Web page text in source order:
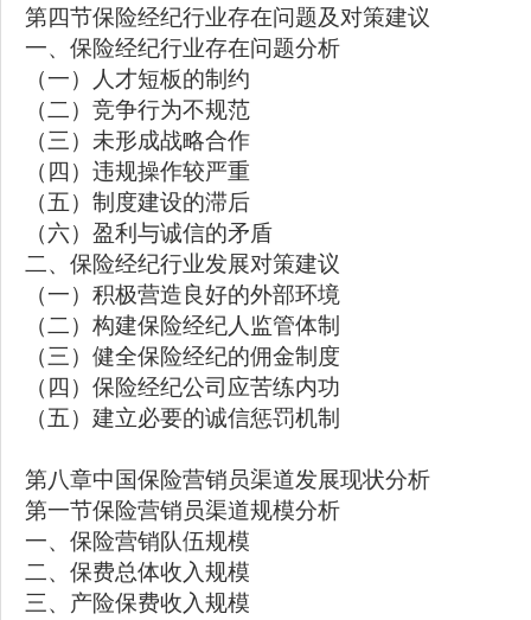
第四节保险经纪行业存在问题及对策建议
一、保险经纪行业存在问题分析
（一）人才短板的制约
（二）竞争行为不规范
（三）未形成战略合作
（四）违规操作较严重
（五）制度建设的滞后
（六）盈利与诚信的矛盾
二、保险经纪行业发展对策建议
（一）积极营造良好的外部环境
（二）构建保险经纪人监管体制
（三）健全保险经纪的佣金制度
（四）保险经纪公司应苦练内功
（五）建立必要的诚信惩罚机制
第八章中国保险营销员渠道发展现状分析
第一节保险营销员渠道规模分析
一、保险营销队伍规模
二、保费总体收入规模
三、产险保费收入规模